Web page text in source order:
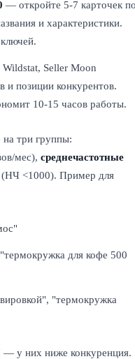
— откройте 5-7 карточек
и характеристики.
Seller Moon
и позиции конкурентов.
10-15 часов работы.
на три группы:
мес), среднечастотные
(НЧ <1000). Пример для
для кофе 500
"термокружка
— у них ниже конкуренция.